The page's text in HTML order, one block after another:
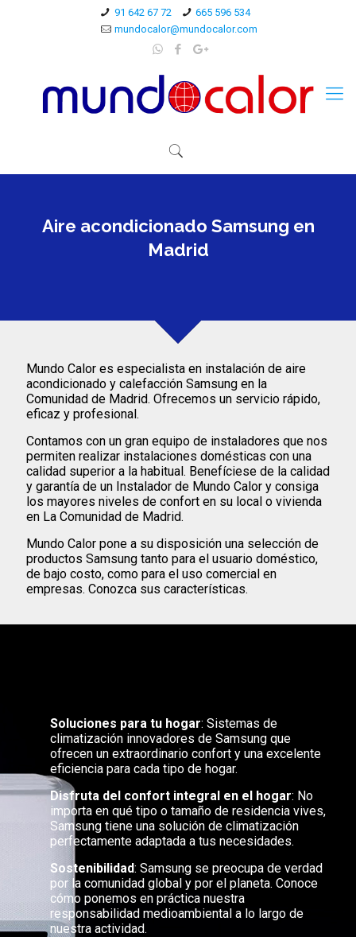
91 642 67 72
665 596 534
mundocalor@mundocalor.com
Aire acondicionado Samsung en
Madrid
Mundo Calor es especialista en instalación de aire
acondicionado y calefacción Samsung en la
Comunidad de Madrid. Ofrecemos un servicio rápido,
eficaz y profesional.
Contamos con un gran equipo de instaladores que nos
permiten realizar instalaciones domésticas con una
calidad superior a la habitual. Benefíciese de la calidad
y garantía de un Instalador de Mundo Calor y consiga
los mayores niveles de confort en su local o vivienda
en La Comunidad de Madrid.
Mundo Calor pone a su disposición una selección de
productos Samsung tanto para el usuario doméstico,
de bajo costo, como para el uso comercial en
empresas. Conozca sus características.
Soluciones para tu hogar: Sistemas de
climatización innovadores de Samsung que
ofrecen un extraordinario confort y una excelente
eficiencia para cada tipo de hogar.
Disfruta del confort integral en el hogar: No
importa en qué tipo o tamaño de residencia vives,
Samsung tiene una solución de climatización
perfectamente adaptada a tus necesidades.
Sostenibilidad: Samsung se preocupa de verdad
por la comunidad global y por el planeta. Conoce
cómo ponemos en práctica nuestra
responsabilidad medioambiental a lo largo de
nuestra actividad.